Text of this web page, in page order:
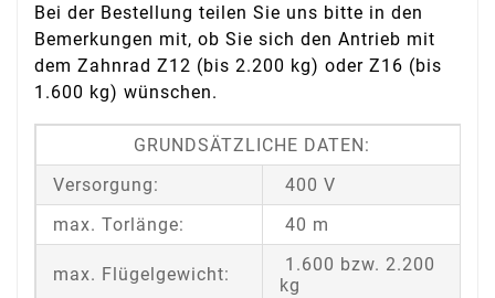
Bei der Bestellung teilen Sie uns bitte in den
Bemerkungen mit, ob Sie sich den Antrieb mit
dem Zahnrad Z12 (bis 2.200 kg) oder Z16 (bis
1.600 kg) wünschen.
GRUNDSÄTZLICHE DATEN:
Versorgung:
400 V
max. Torlänge:
40 m
max. Flügelgewicht:
1.600 bzw. 2.200
kg